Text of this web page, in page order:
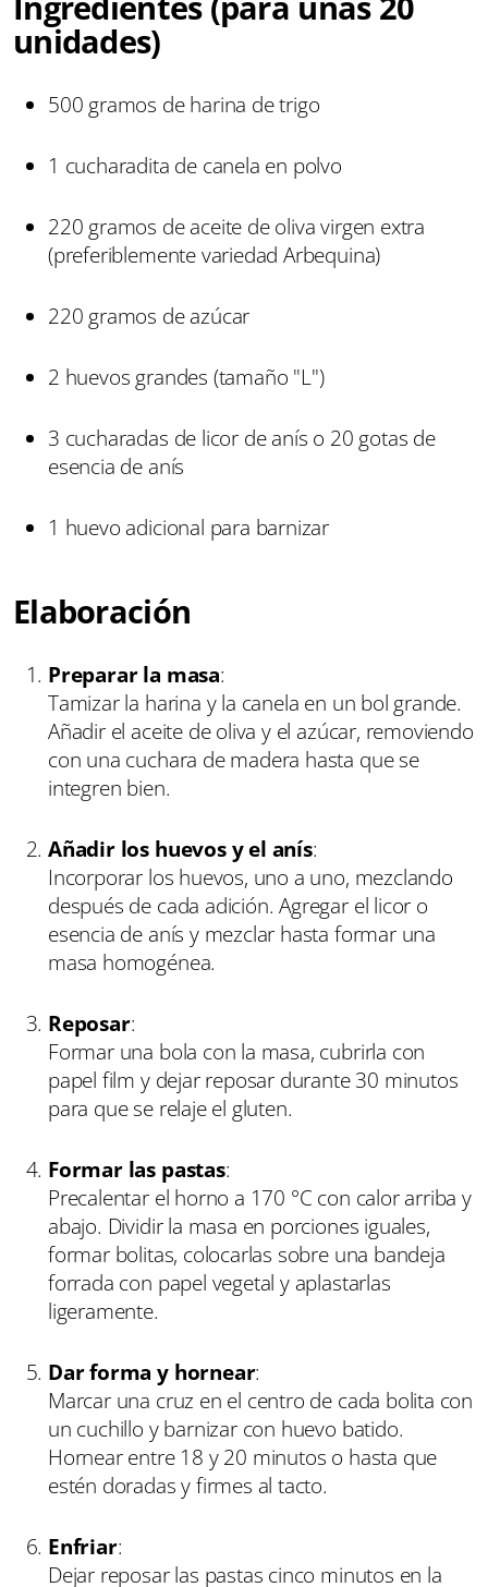
unidades)
500 gramos de harina de trigo
1 cucharadita de canela en polvo
220 gramos de aceite de oliva virgen extra
(preferiblemente variedad Arbequina)
220 gramos de azúcar
2 huevos grandes (tamaño "L")
3 cucharadas de licor de anís o 20 gotas de
esencia de anís
1 huevo adicional para barnizar
Elaboración
Preparar la masa:
Tamizar la harina y la canela en un bol grande.
Añadir el aceite de oliva y el azúcar, removiendo
con una cuchara de madera hasta que se
integren bien.
Añadir los huevos y el anís:
Incorporar los huevos, uno a uno, mezclando
después de cada adición. Agregar el licor o
esencia de anís y mezclar hasta formar una
masa homogénea.
Reposar:
Formar una bola con la masa, cubrirla con
papel film y dejar reposar durante 30 minutos
para que se relaje el gluten.
Formar las pastas:
Precalentar el horno a 170 °C con calor arriba y
abajo. Dividir la masa en porciones iguales,
formar bolitas, colocarlas sobre una bandeja
forrada con papel vegetal y aplastarlas
ligeramente.
Dar forma y hornear:
Marcar una cruz en el centro de cada bolita con
un cuchillo y barnizar con huevo batido.
Hornear entre 18 y 20 minutos o hasta que
estén doradas y firmes al tacto.
Enfriar:
Dejar reposar las pastas cinco minutos en la